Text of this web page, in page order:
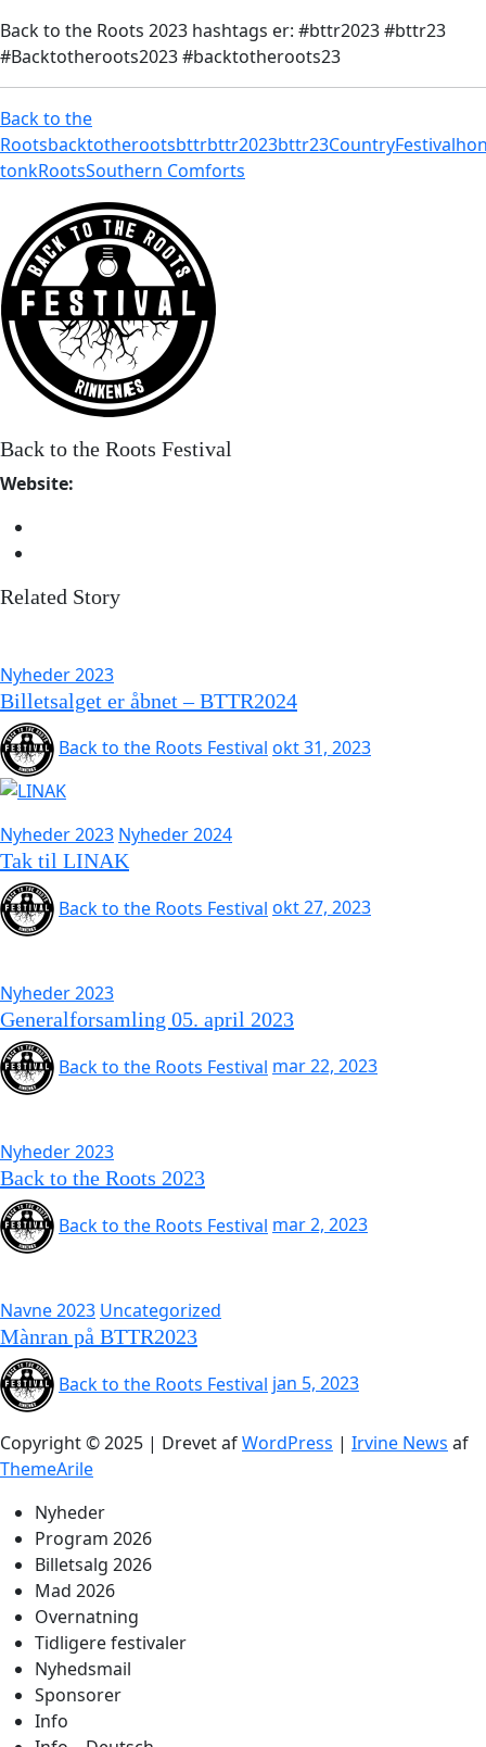
Back to the Roots 2023 hashtags er: #bttr2023 #bttr23
#Backtotheroots2023 #backtotheroots23
Back to the
Rootsbacktotherootsbttrbttr2023bttr23CountryFestival
tonkRootsSouthern Comforts
Back to the Roots Festival
Website:
Related Story
Nyheder 2023
Billetsalget er åbnet – BTTR2024
Back to the Roots Festival okt 31, 2023
Nyheder 2023 Nyheder 2024
Tak til LINAK
Back to the Roots Festival okt 27, 2023
Nyheder 2023
Generalforsamling 05. april 2023
Back to the Roots Festival mar 22, 2023
Nyheder 2023
Back to the Roots 2023
Back to the Roots Festival mar 2, 2023
Navne 2023 Uncategorized
Mànran på BTTR2023
Back to the Roots Festival jan 5, 2023
Copyright © 2025 | Drevet afWordPress | Irvine News af
ThemeArile
Nyheder
Program 2026
Billetsalg 2026
Mad 2026
Overnatning
Tidligere festivaler
Nyhedsmail
Sponsorer
Info